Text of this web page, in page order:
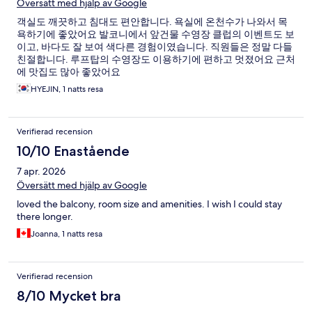
Översätt med hjälp av Google
객실도 깨끗하고 침대도 편안합니다. 욕실에 온천수가 나와서 목
욕하기에 좋았어요 발코니에서 앞건물 수영장 클럽의 이벤트도 보
이고, 바다도 잘 보여 색다른 경험이였습니다. 직원들은 정말 다들
친절합니다. 루프탑의 수영장도 이용하기에 편하고 멋졌어요 근처
에 맛집도 많아 좋았어요
HYEJIN, 1 natts resa
Verifierad recension
10/10 Enastående
7 apr. 2026
Översätt med hjälp av Google
loved the balcony, room size and amenities. I wish I could stay
there longer.
Joanna, 1 natts resa
Verifierad recension
8/10 Mycket bra